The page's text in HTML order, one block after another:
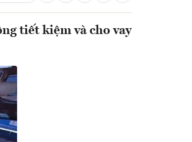
tiết kiệm và cho vay